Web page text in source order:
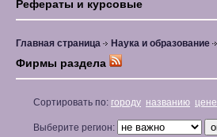
Рефераты и курсовые
Главная страница Наука и образование
Фирмы раздела
Сортировать по: городу названию цене
Выберите регион: